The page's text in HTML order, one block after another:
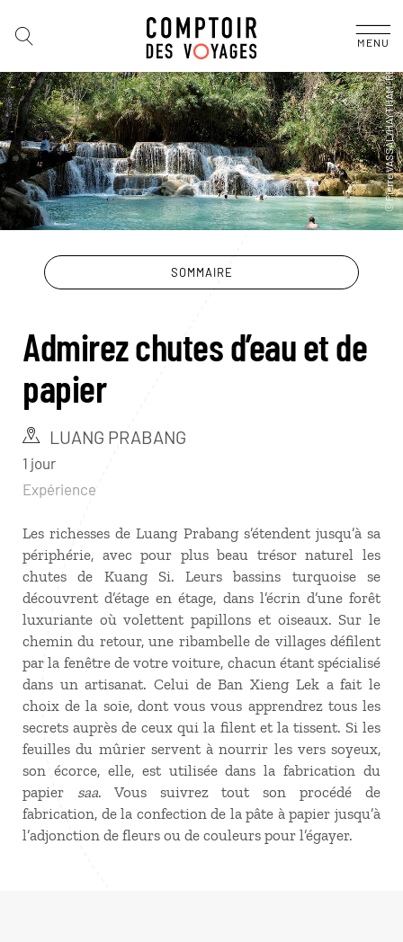
MENU
SOMMAIRE
Admirez chutes d’eau et de
papier
LUANG PRABANG
1 jour
Expérience
Les richesses de Luang Prabang s’étendent jusqu’à sa
périphérie, avec pour plus beau trésor naturel les
chutes de Kuang Si. Leurs bassins turquoise se
découvrent d’étage en étage, dans l’écrin d’une forêt
luxuriante où volettent papillons et oiseaux. Sur le
chemin du retour, une ribambelle de villages défilent
par la fenêtre de votre voiture, chacun étant spécialisé
dans un artisanat. Celui de Ban Xieng Lek a fait le
choix de la soie, dont vous vous apprendrez tous les
secrets auprès de ceux qui la filent et la tissent. Si les
feuilles du mûrier servent à nourrir les vers soyeux,
son écorce, elle, est utilisée dans la fabrication du
papier saa. Vous suivrez tout son procédé de
fabrication, de la confection de la pâte à papier jusqu’à
l’adjonction de fleurs ou de couleurs pour l’égayer.